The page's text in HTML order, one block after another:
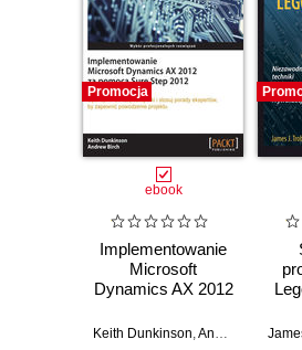
Promocja
ebook
Implementowanie
Microsoft
Dynamics AX 2012
Step 2012
Keith Dunkinson Andrew Birch